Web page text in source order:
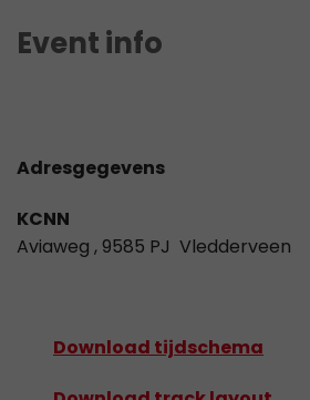
Event info
Adresgegevens
KCNN
Aviaweg , 9585 PJ Vledderveen
Download tijdschema